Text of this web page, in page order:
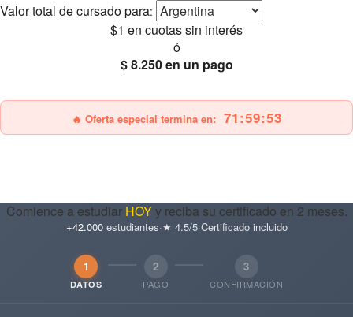
Valor total de cursado para:
$1 en cuotas sin interés
ó
$ 8.250en un pago
🔥 Oferta especial termina en: 71:59:51
Comience a estudiar HOYy reciba su certificado en 2 meses.
+42.000estudiantes·★ 4.5/5·Certificado incluido
1
DATOS
2
PAGO
3
CONFIRMACIÓN